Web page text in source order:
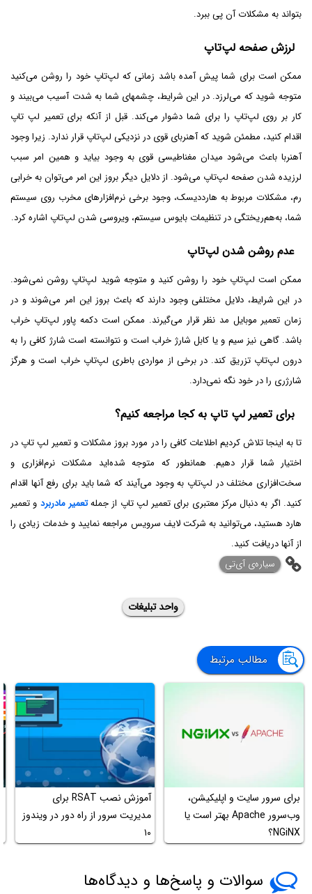
بتواند به مشکلات آن پی ببرد.
لرزش صفحه لپ‌تاپ
ممکن است برای شما پیش آمده باشد زمانی که لپ‌تاپ خود را روشن می‌کنید
متوجه شوید که می‌لرزد. در این شرایط، چشمهای شما به شدت آسیب می‌بیند و
کار بر روی لپ‌تاپ را برای شما دشوار می‌کند. قبل از آنکه برای تعمیر لپ تاپ
اقدام کنید، مطمئن شوید که آهنربای قوی در نزدیکی لپ‌تاپ قرار ندارد. زیرا وجود
آهنربا باعث می‌شود میدان مغناطیسی قوی به وجود بیاید و همین امر سبب
لرزیده شدن صفحه لپ‌تاپ می‌شود. از دلایل دیگر بروز این امر می‌توان به خرابی
رم، مشکلات مربوط به هارددیسک، وجود برخی نرم‌افزار‌های مخرب روی سیستم
شما، به‌هم‌ریختگی در تنظیمات بایوس سیستم، ویروسی شدن لپ‌تاپ اشاره کرد.
عدم روشن شدن لپ‌تاپ
ممکن است لپ‌تاپ خود را روشن کنید و متوجه شوید لپ‌تاپ روشن نمی‌شود.
در این شرایط، دلایل مختلفی وجود دارند که باعث بروز این امر می‌شوند و در
زمان تعمیر موبایل مد نظر قرار می‌گیرند. ممکن است دکمه پاور لپ‌تاپ خراب
باشد. گاهی نیز سیم و یا کابل شارژ خراب است و نتوانسته است شارژ کافی را به
درون لپ‌تاپ تزریق کند. در برخی از مواردی باطری لپ‌تاپ خراب است و هرگز
شارژری را در خود نگه نمی‌دارد.
برای تعمیر لپ‌ تاپ به کجا مراجعه کنیم؟
تا به اینجا تلاش کردیم اطلاعات کافی را در مورد بروز مشکلات و تعمیر لپ تاپ در
اختیار شما قرار دهیم. همانطور که متوجه شده‌اید مشکلات نرم‌افزاری و
سخت‌افزاری مختلف در لپ‌تاپ به وجود می‌آیند که شما باید برای رفع آنها اقدام
کنید. اگر به دنبال مرکز معتبری برای تعمیر لپ تاپ از جملهتعمیر مادربرد و تعمیر
هارد هستید، می‌توانید به شرکت لایف سرویس مراجعه نمایید و خدمات زیادی را
از آنها دریافت کنید.
‌سیاره‌ی آی‌تی
واحد تبلیغات
مطالب مرتبط
برای سرور سایت و اپلیکیشن،
وب‌سرور Apache بهتر است یا
NGiNX؟
آموزش نصب RSAT برای
مدیریت سرور از راه دور در ویندوز
۱۰
سوالات و پاسخ‌ها و دیدگاه‌ها